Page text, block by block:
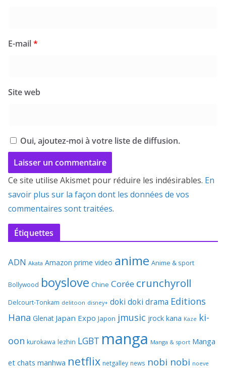
E-mail*
Site web
Oui, ajoutez-moi à votre liste de diffusion.
Ce site utilise Akismet pour réduire les indésirables. En
savoir plus sur la façon dont les données de vos
commentaires sont traitées.
Étiquettes
ADN Akata Amazon prime video anime Anime & sport
Bollywood boyslove Chine Corée crunchyroll
Delcourt-Tonkam delitoon disney+ doki doki drama Editions
Hana Glenat Japan Expo Japon jmusic jrock kana Kaze ki-
oon kurokawa lezhin LGBT manga Manga & sport Manga
et chats manhwa netflix netgalley news nobi nobi noeve